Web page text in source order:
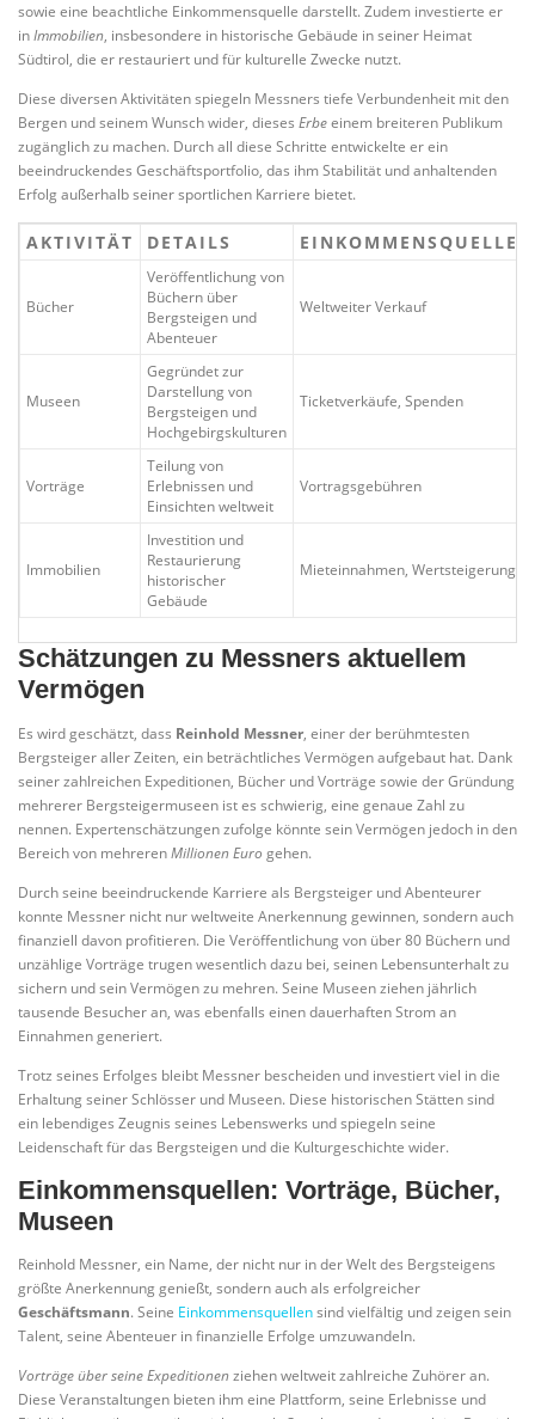
sowie eine beachtliche Einkommensquelle darstellt. Zudem investierte er
inImmobilien, insbesondere in historische Gebäude in seiner Heimat
Südtirol, die er restauriert und für kulturelle Zwecke nutzt.
Diese diversen Aktivitäten spiegeln Messners tiefe Verbundenheit mit den
Bergen und seinem Wunsch wider, dieses Erbeeinem breiteren Publikum
zugänglich zu machen. Durch all diese Schritte entwickelte er ein
beeindruckendes Geschäftsportfolio, das ihm Stabilität und anhaltenden
Erfolg außerhalb seiner sportlichen Karriere bietet.
AKTIVITÄT DETAILS EINKOMMENSQUELLE
Bücher
Veröffentlichung von
Büchern über
Bergsteigen und
Abenteuer
Weltweiter Verkauf
Museen
Gegründet zur
Darstellung von
Bergsteigen und
Hochgebirgskulturen
Ticketverkäufe, Spenden
Vorträge
Teilung von
Erlebnissen und
Einsichten weltweit
Vortragsgebühren
Immobilien
Investition und
Restaurierung
historischer
Gebäude
Mieteinnahmen, Wertsteigerung
Schätzungen zu Messners aktuellem
Vermögen
Es wird geschätzt, dass Reinhold Messner, einer der berühmtesten
Bergsteiger aller Zeiten, ein beträchtliches Vermögen aufgebaut hat. Dank
seiner zahlreichen Expeditionen, Bücher und Vorträge sowie der Gründung
mehrerer Bergsteigermuseen ist es schwierig, eine genaue Zahl zu
nennen. Expertenschätzungen zufolge könnte sein Vermögen jedoch in den
Bereich von mehrerenMillionen Euro gehen.
Durch seine beeindruckende Karriere als Bergsteiger und Abenteurer
konnte Messner nicht nur weltweite Anerkennung gewinnen, sondern auch
finanziell davon profitieren. Die Veröffentlichung von über 80 Büchern und
unzählige Vorträge trugen wesentlich dazu bei, seinen Lebensunterhalt zu
sichern und sein Vermögen zu mehren. Seine Museen ziehen jährlich
tausende Besucher an, was ebenfalls einen dauerhaften Strom an
Einnahmen generiert.
Trotz seines Erfolges bleibt Messner bescheiden und investiert viel in die
Erhaltung seiner Schlösser und Museen. Diese historischen Stätten sind
ein lebendiges Zeugnis seines Lebenswerks und spiegeln seine
Leidenschaft für das Bergsteigen und die Kulturgeschichte wider.
Einkommensquellen: Vorträge, Bücher,
Museen
Reinhold Messner, ein Name, der nicht nur in der Welt des Bergsteigens
größte Anerkennung genießt, sondern auch als erfolgreicher
Geschäftsmann. Seine Einkommensquellensind vielfältig und zeigen sein
Talent, seine Abenteuer in finanzielle Erfolge umzuwandeln.
Vorträge über seine Expeditionenziehen weltweit zahlreiche Zuhörer an.
Diese Veranstaltungen bieten ihm eine Plattform, seine Erlebnisse und